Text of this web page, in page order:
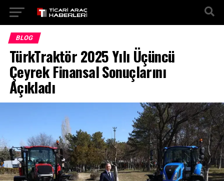
BLOG
TürkTraktör 2025 Yılı Üçüncü
Çeyrek Finansal Sonuçlarını
Açıkladı
Go to mobile version